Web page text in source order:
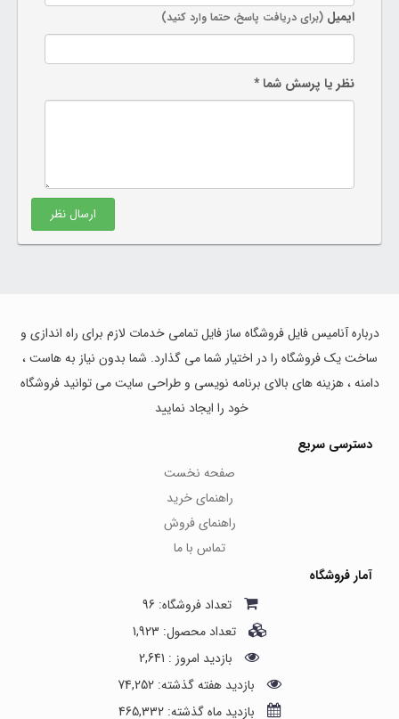
ایمیل (برای دریافت پاسخ، حتما وارد کنید)
نظر یا پرسش شما *
ارسال نظر
درباره آنامیس فایل فروشگاه ساز فایل تمامی خدمات لازم برای راه اندازی و
ساخت یک فروشگاه را در اختیار شما می گذارد. شما بدون نیاز به هاست ،
دامنه ، هزینه های بالای برنامه نویسی و طراحی سایت می توانید فروشگاه
خود را ایجاد نمایید
دسترسی سریع
صفحه نخست
راهنمای خرید
راهنمای فروش
تماس با ما
آمار فروشگاه
تعداد فروشگاه: 96
تعداد محصول: 1,923
بازدید امروز : 2,641
بازدید هفته گذشته: 74,252
بازدید ماه گذشته: 465,332